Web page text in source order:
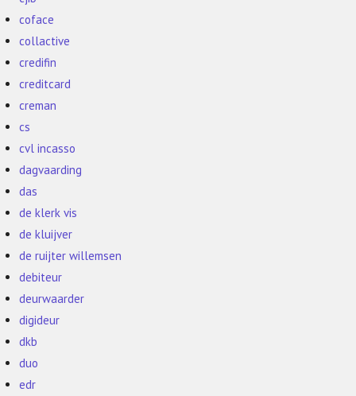
coface
collactive
credifin
creditcard
creman
cs
cvl incasso
dagvaarding
das
de klerk vis
de kluijver
de ruijter willemsen
debiteur
deurwaarder
digideur
dkb
duo
edr